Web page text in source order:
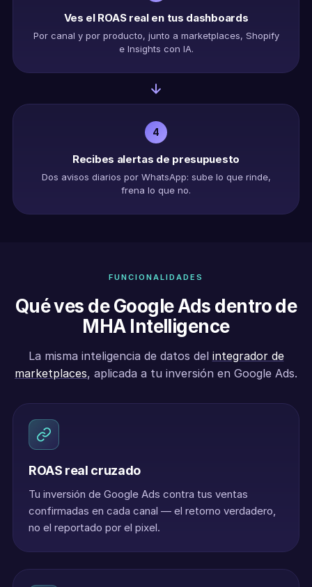
Ves el ROAS real en tus dashboards
Por canal y por producto, junto a marketplaces, Shopify
e Insights con IA.
4
Recibes alertas de presupuesto
Dos avisos diarios por WhatsApp: sube lo que rinde,
frena lo que no.
FUNCIONALIDADES
Qué ves de Google Ads dentro de
MHA Intelligence
La misma inteligencia de datos del integrador de
marketplaces, aplicada a tu inversión en Google Ads.
ROAS real cruzado
Tu inversión de Google Ads contra tus ventas
confirmadas en cada canal — el retorno verdadero,
no el reportado por el pixel.